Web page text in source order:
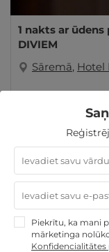
1 nakts ar
DIVIEM
Sāremā, Hotel
Atpūta Lieldienu
maija brīvdienās
- sanatorijas, SPA
Atpūta diviem
Piekrītu, ka mani
mārketinga
Konfidencialitātes